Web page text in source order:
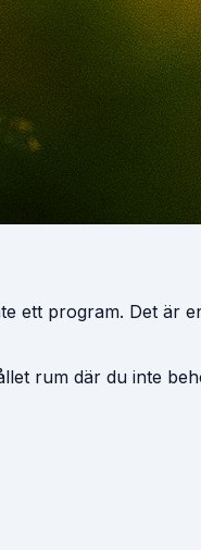
ett program. Det är
rum där du inte